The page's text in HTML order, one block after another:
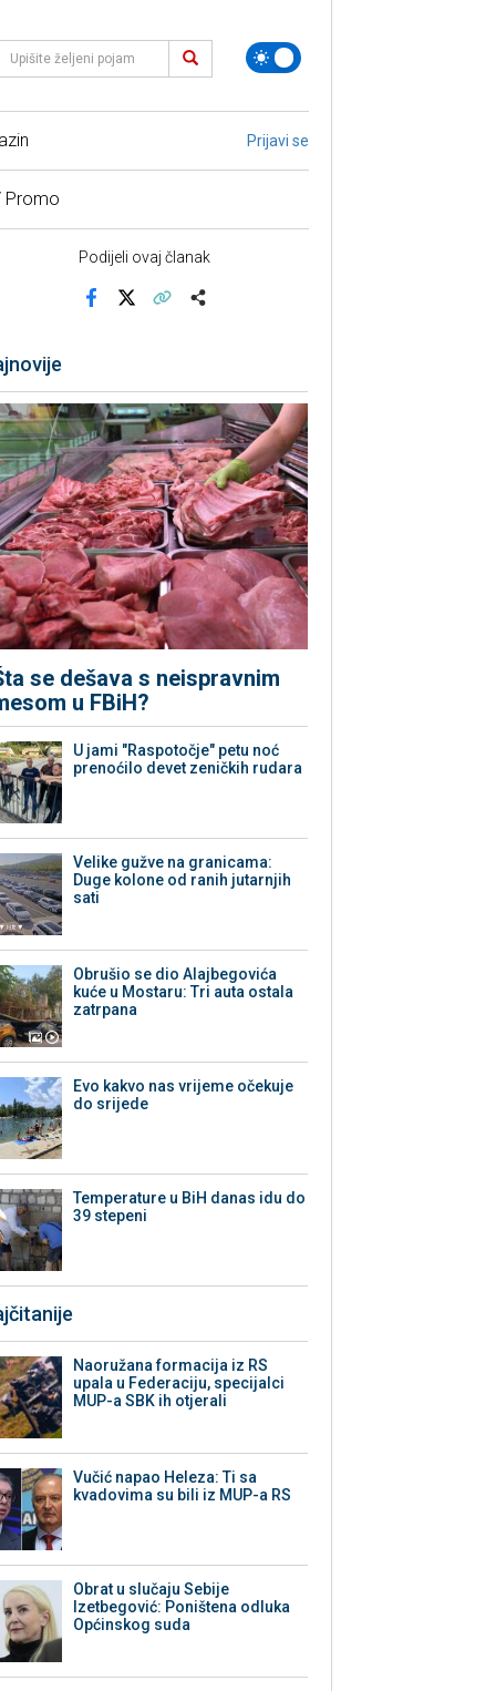
Prijavi se
Promo
Podijeli ovaj članak
se dešava s neispravnim
u FBiH?
U jami "Raspotočje" petu noć
prenoćilo devet zeničkih rudara
Velike gužve na granicama:
Duge kolone od ranih jutarnjih
sati
Obrušio se dio Alajbegovića
kuće u Mostaru: Tri auta ostala
zatrpana
Evo kakvo nas vrijeme očekuje
do srijede
Temperature u BiH danas idu do
39 stepeni
Naoružana formacija iz RS
upala u Federaciju, specijalci
MUP-a SBK ih otjerali
Vučić napao Heleza: Ti sa
kvadovima su bili iz MUP-a RS
Obrat u slučaju Sebije
Izetbegović: Poništena odluka
Općinskog suda